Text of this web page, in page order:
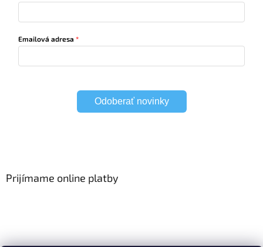
Emailová adresa
Odoberať novinky
Prijímame online platby